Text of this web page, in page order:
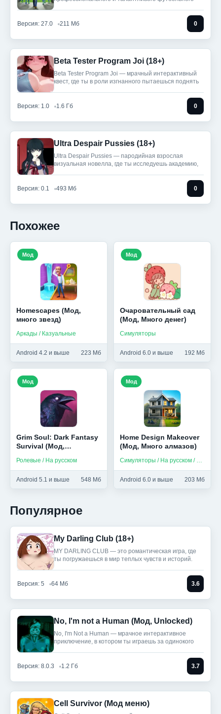
Версия: 27.0 211 Мб 0
Beta Tester Program Joi (18+)
Beta Tester Program Joi — мрачный интерактивный
квест, где ты в роли изгнанного пытаешься поднять
Версия: 1.0 1.6 Гб 0
Ultra Despair Pussies (18+)
Ultra Despair Pussies — пародийная взрослая
визуальная новелла, где ты исследуешь академию,
Версия: 0.1 493 Мб 0
Похожее
Homescapes (Мод,
много звезд)
Аркады / Казуальные
Android 4.2 и выше 223 Мб
Мод
Очаровательный сад
(Мод, Много денег)
Симуляторы
Android 6.0 и выше 192 Мб
Мод
Grim Soul: Dark Fantasy
Survival (Мод,
Ролевые / На русском
Android 5.1 и выше 548 Мб
Мод
Home Design Makeover
(Мод, Много алмазов)
Симуляторы / На русском / Без интернета
Android 6.0 и выше 203 Мб
Мод
Популярное
My Darling Club (18+)
MY DARLING CLUB — это романтическая игра, где
ты погружаешься в мир теплых чувств и историй.
Версия: 5 64 Мб 3.6
No, I'm not a Human (Мод, Unlocked)
No, I'm Not a Human — мрачное интерактивное
приключение, в котором ты играешь за одинокого
Версия: 8.0.3 1.2 Гб 3.7
Cell Survivor (Мод меню)